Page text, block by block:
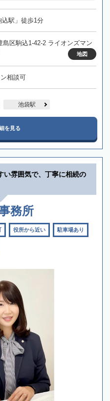
駅」徒歩1分
島区駒込1-42-2 ライオンズマン
地図
相談可
池袋駅
を見る
い雰囲気で、丁寧に相続の
務所
役所から近い 駐車場あり